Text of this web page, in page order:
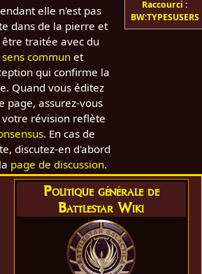
elle n'est pas
dans de la pierre et
traitée avec du
communet
qui confirme la
Quand vous éditez
page, assurez-vous
révision reflète
. En cas de
discutez-en d'abord
page de discussion.
Raccourci :
BW:TYPESUSERS
Politique générale de
Battlestar Wiki